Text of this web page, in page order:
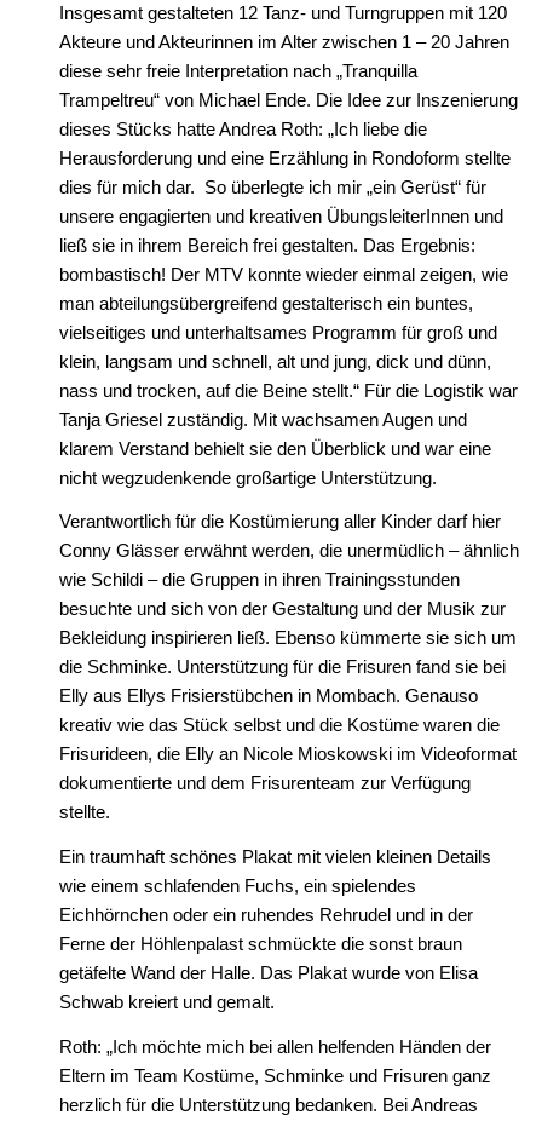
Insgesamt gestalteten 12 Tanz- und Turngruppen mit 120
Akteure und Akteurinnen im Alter zwischen 1 – 20 Jahren
diese sehr freie Interpretation nach „Tranquilla
Trampeltreu“ von Michael Ende. Die Idee zur Inszenierung
dieses Stücks hatte Andrea Roth: „Ich liebe die
Herausforderung und eine Erzählung in Rondoform stellte
dies für mich dar. So überlegte ich mir „ein Gerüst“ für
unsere engagierten und kreativen ÜbungsleiterInnen und
ließ sie in ihrem Bereich frei gestalten. Das Ergebnis:
bombastisch! Der MTV konnte wieder einmal zeigen, wie
man abteilungsübergreifend gestalterisch ein buntes,
vielseitiges und unterhaltsames Programm für groß und
klein, langsam und schnell, alt und jung, dick und dünn,
nass und trocken, auf die Beine stellt.“ Für die Logistik war
Tanja Griesel zuständig. Mit wachsamen Augen und
klarem Verstand behielt sie den Überblick und war eine
nicht wegzudenkende großartige Unterstützung.
Verantwortlich für die Kostümierung aller Kinder darf hier
Conny Glässer erwähnt werden, die unermüdlich – ähnlich
wie Schildi – die Gruppen in ihren Trainingsstunden
besuchte und sich von der Gestaltung und der Musik zur
Bekleidung inspirieren ließ. Ebenso kümmerte sie sich um
die Schminke. Unterstützung für die Frisuren fand sie bei
Elly aus Ellys Frisierstübchen in Mombach. Genauso
kreativ wie das Stück selbst und die Kostüme waren die
Frisurideen, die Elly an Nicole Mioskowski im Videoformat
dokumentierte und dem Frisurenteam zur Verfügung
stellte.
Ein traumhaft schönes Plakat mit vielen kleinen Details
wie einem schlafenden Fuchs, ein spielendes
Eichhörnchen oder ein ruhendes Rehrudel und in der
Ferne der Höhlenpalast schmückte die sonst braun
getäfelte Wand der Halle. Das Plakat wurde von Elisa
Schwab kreiert und gemalt.
Roth: „Ich möchte mich bei allen helfenden Händen der
Eltern im Team Kostüme, Schminke und Frisuren ganz
herzlich für die Unterstützung bedanken. Bei Andreas